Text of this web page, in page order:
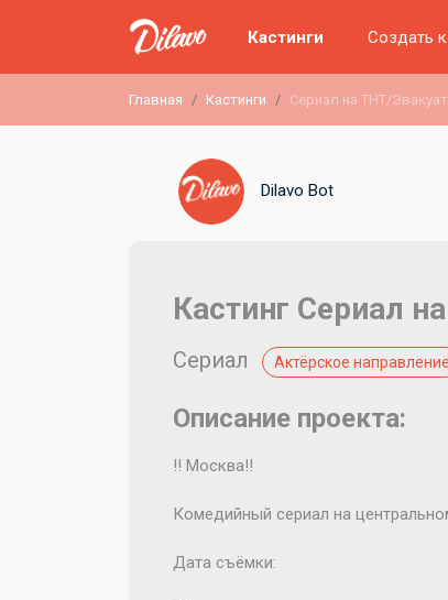
Кастинги Создать
Главная Кастинги Сериал на ТНТ/
Dilavo Bot
Кастинг Сериал
Сериал Актёрское направление
Описание проекта:
‼️ Москва‼️
Комедийный сериал на
Дата съёмки: